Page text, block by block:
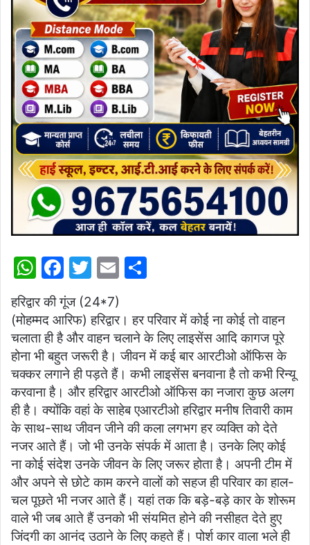
W
at
s
A
p
p
F
a
c
e
b
o
o
k
T
itt
er
E
ai
l
ar
e
हरिद्वार की गूंज (24*7)
(मोहम्मद आरिफ) हरिद्वार। हर परिवार में कोई ना कोई तो वाहन
चलाता ही है और वाहन चलाने के लिए लाइसेंस आदि कागज पूरे
होना भी बहुत जरूरी है। जीवन में कई बार आरटीओ ऑफिस के
चक्कर लगाने ही पड़ते हैं। कभी लाइसेंस बनवाना है तो कभी रिन्यू
करवाना है। और हरिद्वार आरटीओ ऑफिस का नजारा कुछ अलग
ही है। क्योंकि वहां के साहेब एआरटीओ हरिद्वार मनीष तिवारी काम
के साथ-साथ जीवन जीने की कला लगभग हर व्यक्ति को देते
नजर आते हैं। जो भी उनके संपर्क में आता है। उनके लिए कोई
ना कोई संदेश उनके जीवन के लिए जरूर होता है। अपनी टीम में
और अपने से छोटे काम करने वालों को सहज ही परिवार का हाल-
चल पूछते भी नजर आते हैं। यहां तक कि बड़े-बड़े कार के शोरूम
वाले भी जब आते हैं उनको भी संयमित होने की नसीहत देते हुए
जिंदगी का आनंद उठाने के लिए कहते हैं। पोर्श कार वाला भले ही